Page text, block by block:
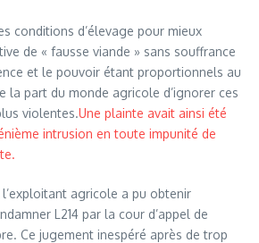
conditions d’élevage pour mieux
de « fausse viande » sans souffrance
et le pouvoir étant proportionnels au
la part du monde agricole d’ignorer ces
violentes.Une plainte avait ainsi été
intrusion en toute impunité de
agricole a pu obtenir
L214 par la cour d’appel de
Ce jugement inespéré après de trop